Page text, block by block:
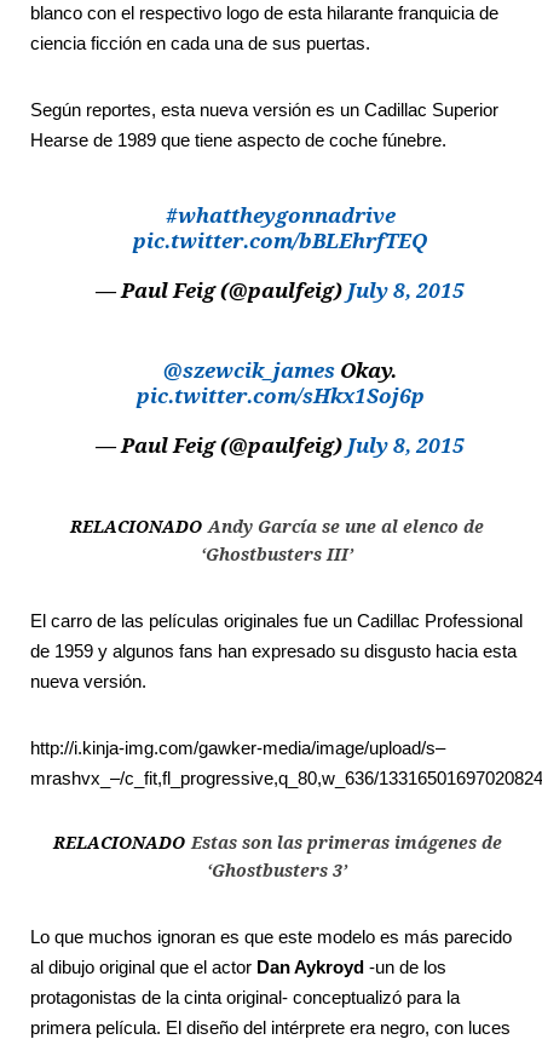
blanco con el respectivo logo de esta hilarante franquicia de
ciencia ficción en cada una de sus puertas.
Según reportes, esta nueva versión es un Cadillac Superior
Hearse de 1989 que tiene aspecto de coche fúnebre.
#whattheygonnadrive
pic.twitter.com/bBLEhrfTEQ
— Paul Feig (@paulfeig) July 8, 2015
@szewcik_james Okay.
pic.twitter.com/sHkx1Soj6p
— Paul Feig (@paulfeig) July 8, 2015
RELACIONADO Andy García se une al elenco de
‘Ghostbusters III’
El carro de las películas originales fue un Cadillac Professional
de 1959 y algunos fans han expresado su disgusto hacia esta
nueva versión.
http://i.kinja-img.com/gawker-media/image/upload/s–
mrashvx_–/c_fit,fl_progressive,q_80,w_636/
RELACIONADO Estas son las primeras imágenes de
‘Ghostbusters 3’
Lo que muchos ignoran es que este modelo es más parecido
al dibujo original que el actor Dan Aykroyd -un de los
protagonistas de la cinta original- conceptualizó para la
primera película. El diseño del intérprete era negro, con luces